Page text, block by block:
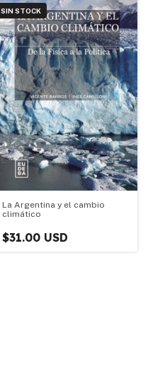
SIN STOCK
La Argentina y el cambio
climático
$31.00 USD